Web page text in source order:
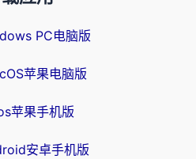
PC电脑版
苹果电脑版
苹果手机版
安卓手机版